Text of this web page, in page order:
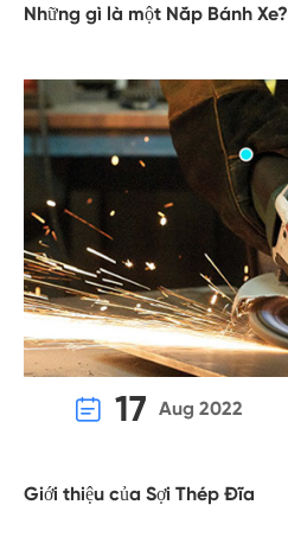
Những gì là một Nắp Bánh Xe?
 17 Aug 2022
Giới thiệu của Sợi Thép Đĩa